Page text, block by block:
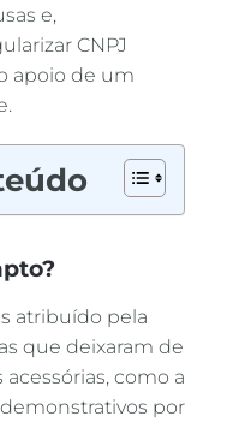
e,
CNPJ
apoio de um
atribuído pela
que deixaram de
como a
por